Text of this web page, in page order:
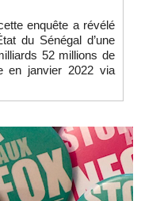
enquête a révélé
du Sénégal d’une
52 millions de
en janvier 2022 via